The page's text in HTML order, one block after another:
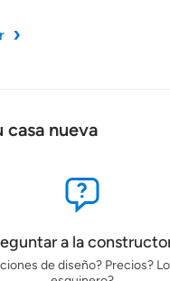
casa nueva
a la
de diseño? Precios?